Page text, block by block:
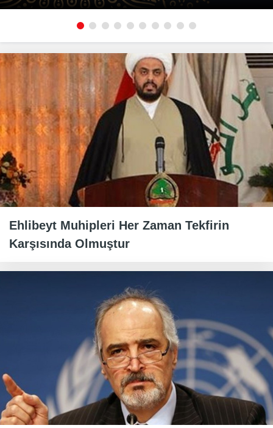
Ehlibeyt Muhipleri Her Zaman Tekfirin
Karşısında Olmuştur